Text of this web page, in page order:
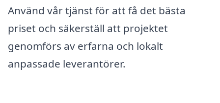
Använd vår tjänst för att få det bästa
priset och säkerställ att projektet
genomförs av erfarna och lokalt
anpassade leverantörer.